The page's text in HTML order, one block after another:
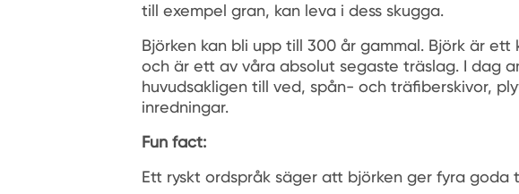
till exempel gran, kan leva i dess skugga.
Björken kan bli upp till 300 år gammal. Björk är ett
och är ett av våra absolut segaste träslag. I dag
huvudsakligen till ved, spån- och träfiberskivor,
inredningar.
Fun fact:
Ett ryskt ordspråk säger att björken ger fyra goda